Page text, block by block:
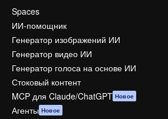
Spaces
ИИ-помощник
Генератор изображений ИИ
Генератор видео ИИ
Генератор голоса на основе ИИ
Стоковый контент
MCP для Claude/ChatGPT Новое
Агенты Новое